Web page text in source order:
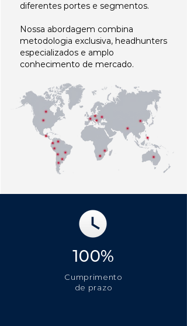
diferentes portes e segmentos.
Nossa abordagem combina
metodologia exclusiva, headhunters
especializados e amplo
conhecimento de mercado.
100%
Cumprimento
de prazo